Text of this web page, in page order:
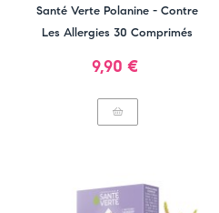
Santé Verte Polanine - Contre
Les Allergies 30 Comprimés
Prix
9,90 €